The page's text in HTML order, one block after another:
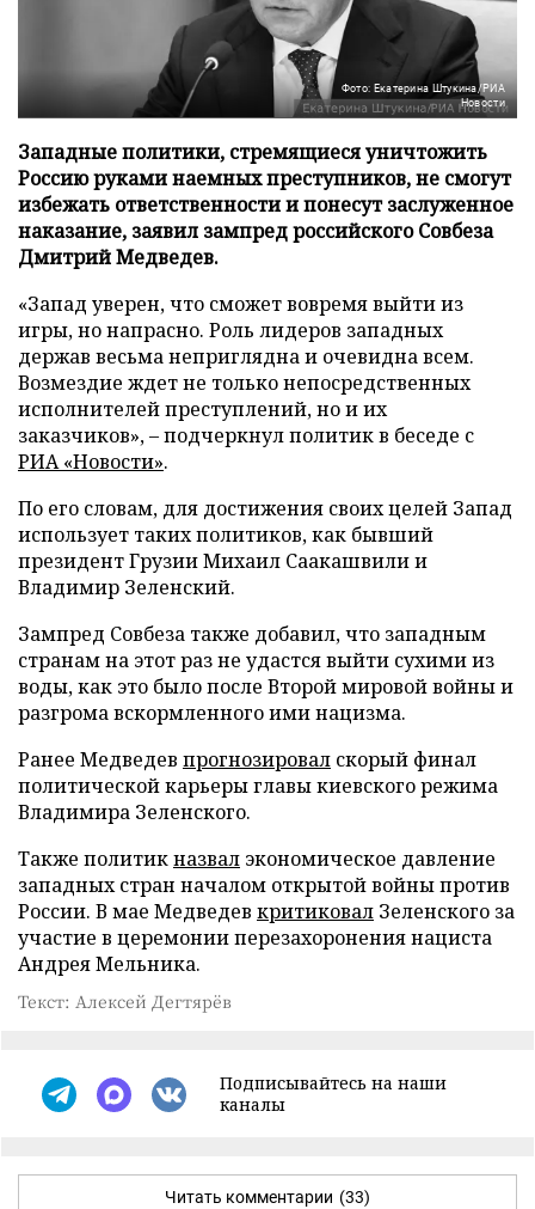
Фото: Екатерина Штукина/РИА
Новости
Западные политики, стремящиеся уничтожить
Россию руками наемных преступников, не смогут
избежать ответственности и понесут заслуженное
наказание, заявил зампред российского Совбеза
Дмитрий Медведев.
«Запад уверен, что сможет вовремя выйти из
игры, но напрасно. Роль лидеров западных
держав весьма неприглядна и очевидна всем.
Возмездие ждет не только непосредственных
исполнителей преступлений, но и их
заказчиков», – подчеркнул политик в беседе с
РИА «Новости».
По его словам, для достижения своих целей Запад
использует таких политиков, как бывший
президент Грузии Михаил Саакашвили и
Владимир Зеленский.
Зампред Совбеза также добавил, что западным
странам на этот раз не удастся выйти сухими из
воды, как это было после Второй мировой войны и
разгрома вскормленного ими нацизма.
Ранее Медведев прогнозировал скорый финал
политической карьеры главы киевского режима
Владимира Зеленского.
Также политикназвал экономическое давление
западных стран началом открытой войны против
России. В мае Медведев критиковал Зеленского за
участие в церемонии перезахоронения нациста
Андрея Мельника.
Текст: Алексей Дегтярёв
Подписывайтесь на наши
каналы
Читать комментарии (33)